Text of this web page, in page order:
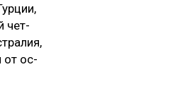
чет­
от ос­